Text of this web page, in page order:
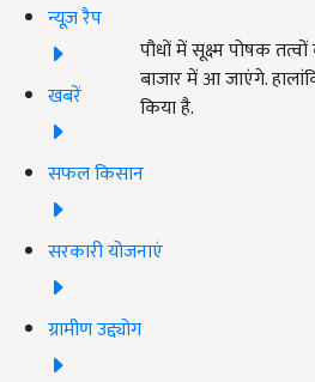
न्यूज़ रैप
खबरें
सफल किसान
सरकारी योजनाएं
ग्रामीण उद्द्योग
पौधों में सूक्ष्म पोषक
बाजार में आ जाएंगे.
किया है.